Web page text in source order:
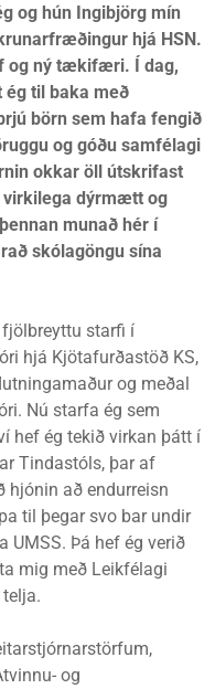
og hún Ingibjörg mín
hjá HSN.
og ný tækifæri. Í dag,
ég til baka með
börn sem hafa fengið
og góðu samfélagi
okkar öll útskrifast
virkilega dýrmætt og
munað hér í
skólagöngu sína
starfi í
hjá Kjötafurðastöð KS,
og meðal
Nú starfa ég sem
hef ég tekið virkan þátt í
Tindastóls, þar af
hjónin að endurreisn
til þegar svo bar undir
UMSS. Þá hef ég verið
mig með Leikfélagi
og